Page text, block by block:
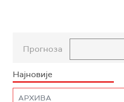
Прогноза
Најновије